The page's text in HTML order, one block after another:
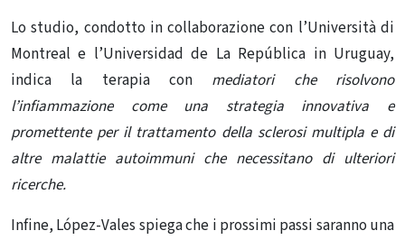
Lo studio, condotto in collaborazione con l’Università di
Montreal e l’Universidad de La República in Uruguay,
indica la terapia con mediatori che risolvono
l’infiammazione come una strategia innovativa e
promettente per il trattamento della sclerosi multipla e di
altre malattie autoimmuni che necessitano di ulteriori
ricerche.
Infine, López-Vales spiega che i prossimi passi saranno una